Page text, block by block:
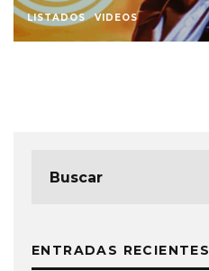
OPINIÓN
ENTRADAS RECIENTES